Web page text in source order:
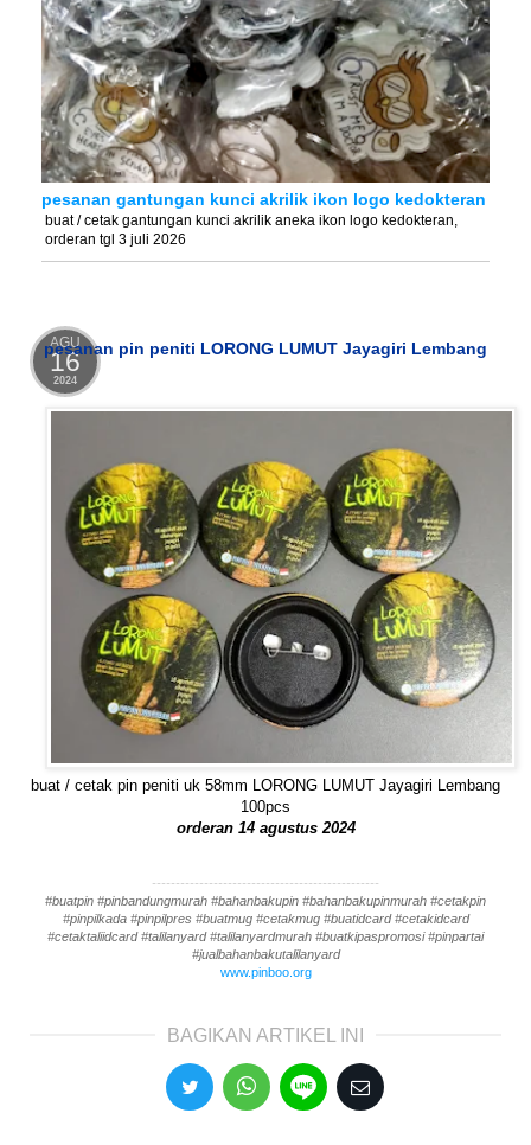
pesanan gantungan kunci akrilik ikon logo kedokteran
buat / cetak gantungan kunci akrilik aneka ikon logo kedokteran,
orderan tgl 3 juli 2026
AGU
16
2024
pesanan pin peniti LORONG LUMUT Jayagiri Lembang
buat / cetak pin peniti uk 58mm LORONG LUMUT Jayagiri Lembang
100pcs
orderan 14 agustus 2024
------------------------------------------------
#buatpin #pinbandungmurah #bahanbakupin #bahanbakupinmurah #cetakpin
#pinpilkada #pinpilpres #buatmug #cetakmug #buatidcard #cetakidcard
#cetaktaliidcard #talilanyard #talilanyardmurah #buatkipaspromosi #pinpartai
#jualbahanbakutalilanyard
www.pinboo.org
BAGIKAN ARTIKEL INI